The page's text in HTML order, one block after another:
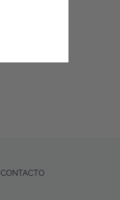
CONTACTO